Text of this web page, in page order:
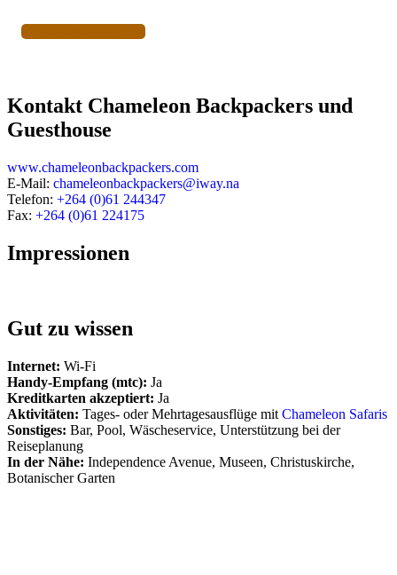
Newsletter
Kontakt Chameleon Backpackers und
Guesthouse
www.chameleonbackpackers.com
E-Mail: chameleonbackpackers@iway.na
Telefon: +264 (0)61 244347
Fax: +264 (0)61 224175
Impressionen
Gut zu wissen
Internet: Wi-Fi
Handy-Empfang (mtc): Ja
Kreditkarten akzeptiert: Ja
Aktivitäten: Tages- oder Mehrtagesausflüge mit Chameleon Safaris
Sonstiges: Bar, Pool, Wäscheservice, Unterstützung bei der
Reiseplanung
In der Nähe: Independence Avenue, Museen, Christuskirche,
Botanischer Garten